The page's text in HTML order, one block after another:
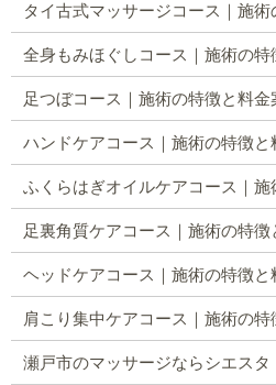
タイ古式マッサージコース｜施
全身もみほぐしコース｜施術の特
足つぼコース｜施術の特徴と料金
ハンドケアコース｜施術の特徴と
ふくらはぎオイルケアコース｜施
足裏角質ケアコース｜施術の特徴
ヘッドケアコース｜施術の特徴と
肩こり集中ケアコース｜施術の特
瀬戸市のマッサージならシエス